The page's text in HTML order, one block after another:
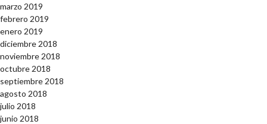
marzo 2019
febrero 2019
enero 2019
diciembre 2018
noviembre 2018
octubre 2018
septiembre 2018
agosto 2018
julio 2018
junio 2018